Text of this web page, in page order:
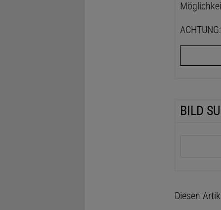
BILD
Diesen